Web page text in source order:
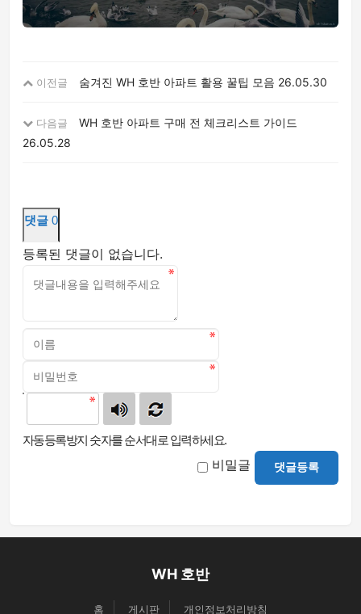
이전글 숨겨진 WH 호반 아파트 활용 꿀팁 모음 26.05.30
다음글
WH 호반 아파트 구매 전 체크리스트 가이드
26.05.28
댓글 0
등록된 댓글이 없습니다.
자동등록방지 숫자를 순서대로 입력하세요.
비밀글 댓글등록
WH 호반
홈 게시판 개인정보처리방침